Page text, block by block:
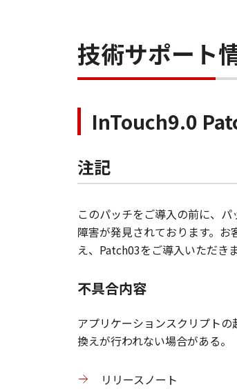
技術サポート
InTouch9.0
注記
このパッチをご導入の前に、
障害が発見されております。
え、Patch03をご導入いただき
不具合内容
アプリケーションスクリプト
換えが行われない場合がある。
リリースノート